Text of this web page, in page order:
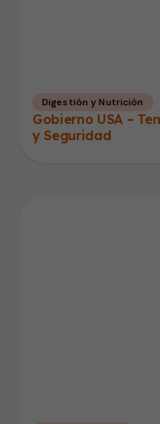
Digestión y Nutrición
Gobierno USA –
y Seguridad